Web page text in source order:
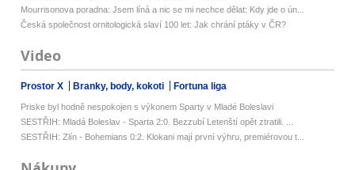
Mourrisonova poradna: Jsem líná a nic se mi nechce dělat: Kdy jde o ún...
Česká společnost ornitologická slaví 100 let: Jak chrání ptáky v ČR?
Video
Prostor X Branky, body, kokoti Fortuna liga
Priske byl hodně nespokojen s výkonem Sparty v Mladé Boleslavi
SESTŘIH: Mladá Boleslav - Sparta 2:0. Bezzubí Letenští opět ztratili. ...
SESTŘIH: Zlín - Bohemians 0:2. Klokani mají první výhru, premiérovou t...